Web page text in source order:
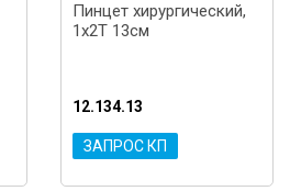
Пинцет хирургический,
1x2T 13см
12.134.13
ЗАПРОС КП